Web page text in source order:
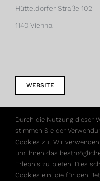
Hütteldorfer Straße 102
1140 Vienna
WEBSITE
© Copyright 2012
Durch die Nutzung dieser
stimmen Sie der
Cookies zu. Wir
um Ihnen das
Erlebnis zu bieten. Dies
Cookies ein, die für den